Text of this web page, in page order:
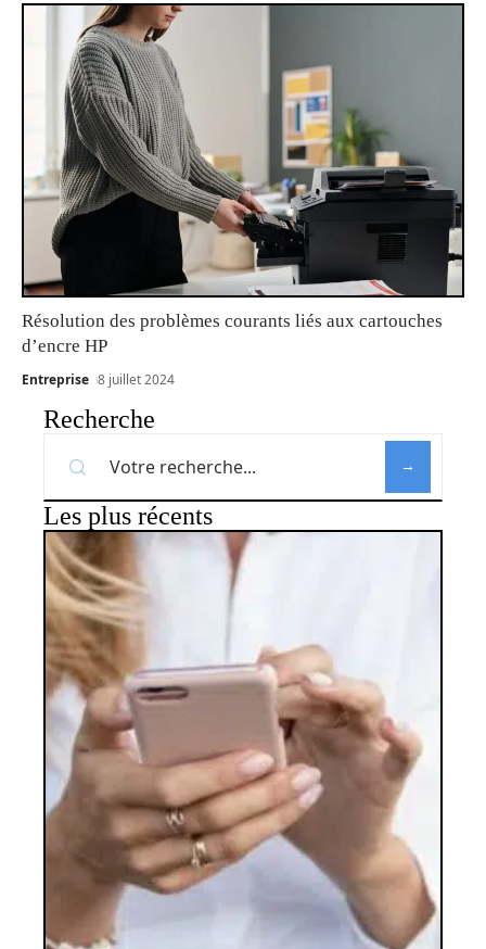
Résolution des problèmes courants liés aux cartouches
d’encre HP
Entreprise 8 juillet 2024
Recherche
Les plus récents